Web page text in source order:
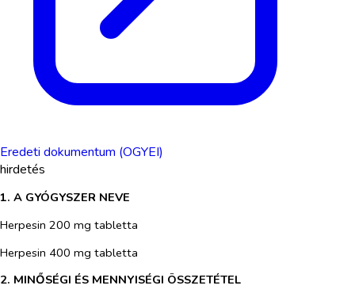
Eredeti dokumentum (OGYEI)
hirdetés
1. A GYÓGYSZER NEVE
Herpesin 200 mg tabletta
Herpesin 400 mg tabletta
2. MINŐSÉGI ÉS MENNYISÉGI ÖSSZETÉTEL